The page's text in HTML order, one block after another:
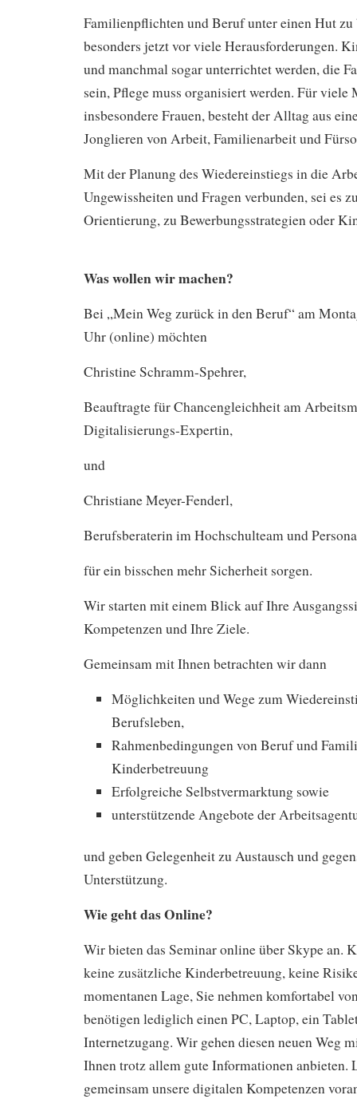
Familienpflichten und Beruf unter einen Hut zu
besonders jetzt vor viele Herausforderungen.
und manchmal sogar unterrichtet werden, die
sein, Pflege muss organisiert werden. Für viele
insbesondere Frauen, besteht der Alltag aus
Jonglieren von Arbeit, Familienarbeit und
Mit der Planung des Wiedereinstiegs in die
Ungewissheiten und Fragen verbunden, sei es
Orientierung, zu Bewerbungsstrategien oder
Was wollen wir machen?
Bei „Mein Weg zurück in den Beruf“ am
Uhr (online) möchten
Christine Schramm-Spehrer,
Beauftragte für Chancengleichheit am
Digitalisierungs-Expertin,
und
Christiane Meyer-Fenderl,
Berufsberaterin im Hochschulteam und
für ein bisschen mehr Sicherheit sorgen.
Wir starten mit einem Blick auf Ihre
Kompetenzen und Ihre Ziele.
Gemeinsam mit Ihnen betrachten wir dann
Möglichkeiten und Wege zum
Berufsleben,
Rahmenbedingungen von Beruf und
Kinderbetreuung
Erfolgreiche Selbstvermarktung sowie
unterstützende Angebote der
und geben Gelegenheit zu Austausch und
Unterstützung.
Wie geht das Online?
Wir bieten das Seminar online über Skype an.
keine zusätzliche Kinderbetreuung, keine
momentanen Lage, Sie nehmen komfortabel
benötigen lediglich einen PC, Laptop, ein
Internetzugang. Wir gehen diesen neuen Weg
Ihnen trotz allem gute Informationen anbieten.
gemeinsam unsere digitalen Kompetenzen